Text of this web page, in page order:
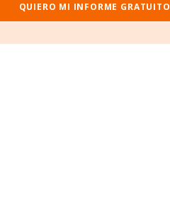
QUIERO MI INFORME GRATUITO